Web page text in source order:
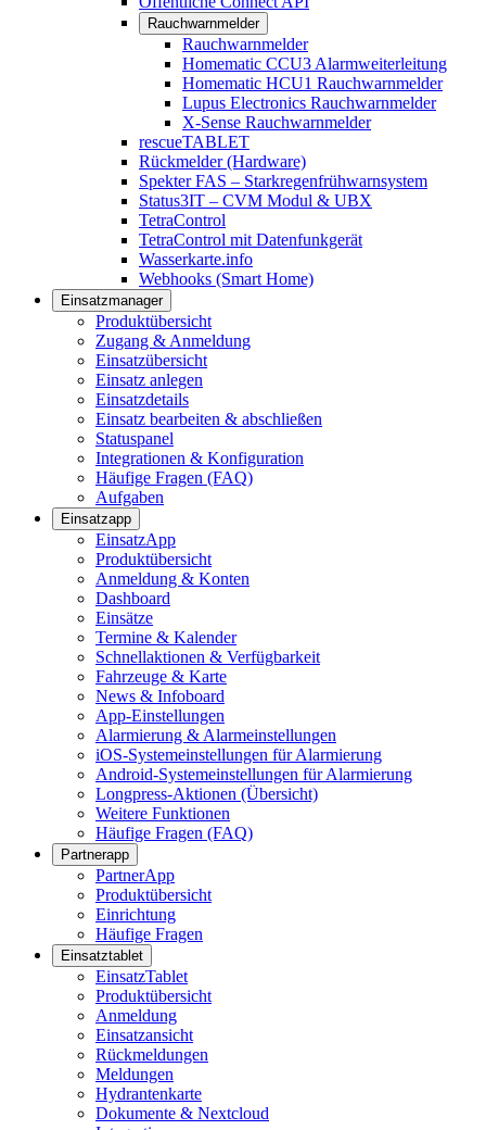
Rauchwarnmelder
Rauchwarnmelder
Homematic CCU3 Alarmweiterleitung
Homematic HCU1 Rauchwarnmelder
Lupus Electronics Rauchwarnmelder
X-Sense Rauchwarnmelder
rescueTABLET
Rückmelder (Hardware)
Spekter FAS – Starkregenfrühwarnsystem
Status3IT – CVM Modul & UBX
TetraControl
TetraControl mit Datenfunkgerät
Wasserkarte.info
Webhooks (Smart Home)
Einsatzmanager
Produktübersicht
Zugang & Anmeldung
Einsatzübersicht
Einsatz anlegen
Einsatzdetails
Einsatz bearbeiten & abschließen
Statuspanel
Integrationen & Konfiguration
Häufige Fragen (FAQ)
Aufgaben
Einsatzapp
EinsatzApp
Produktübersicht
Anmeldung & Konten
Dashboard
Einsätze
Termine & Kalender
Schnellaktionen & Verfügbarkeit
Fahrzeuge & Karte
News & Infoboard
App-Einstellungen
Alarmierung & Alarmeinstellungen
iOS-Systemeinstellungen für Alarmierung
Android-Systemeinstellungen für Alarmierung
Longpress-Aktionen (Übersicht)
Weitere Funktionen
Häufige Fragen (FAQ)
Partnerapp
PartnerApp
Produktübersicht
Einrichtung
Häufige Fragen
Einsatztablet
EinsatzTablet
Produktübersicht
Anmeldung
Einsatzansicht
Rückmeldungen
Meldungen
Hydrantenkarte
Dokumente & Nextcloud